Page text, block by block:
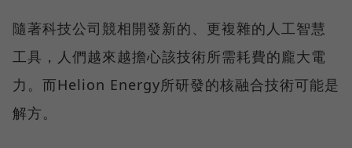
隨著科技公司競相開發新的、更複雜的人工智慧
工具，人們越來越擔心該技術所需耗費的龐大電
力。而Helion Energy所研發的核融合技術可能是
解方。